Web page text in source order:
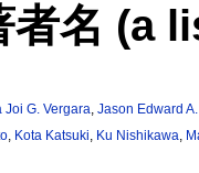
者名 (a
Joi G. Vergara,Jason Edward
, Kota Katsuki, Ku Nishikawa,